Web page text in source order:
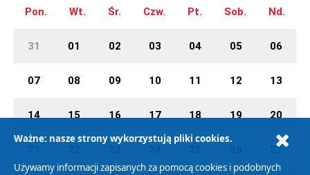
Pon. Wt. Śr. Czw. Pt. Sob. Nd.
31 01 02 03 04 05 06
07 08 09 10 11 12 13
14 15 16 17 18 19 20
27
Ważne: nasze strony wykorzystują pliki cookies.
Używamy informacji zapisanych za pomocą cookies i podobnych